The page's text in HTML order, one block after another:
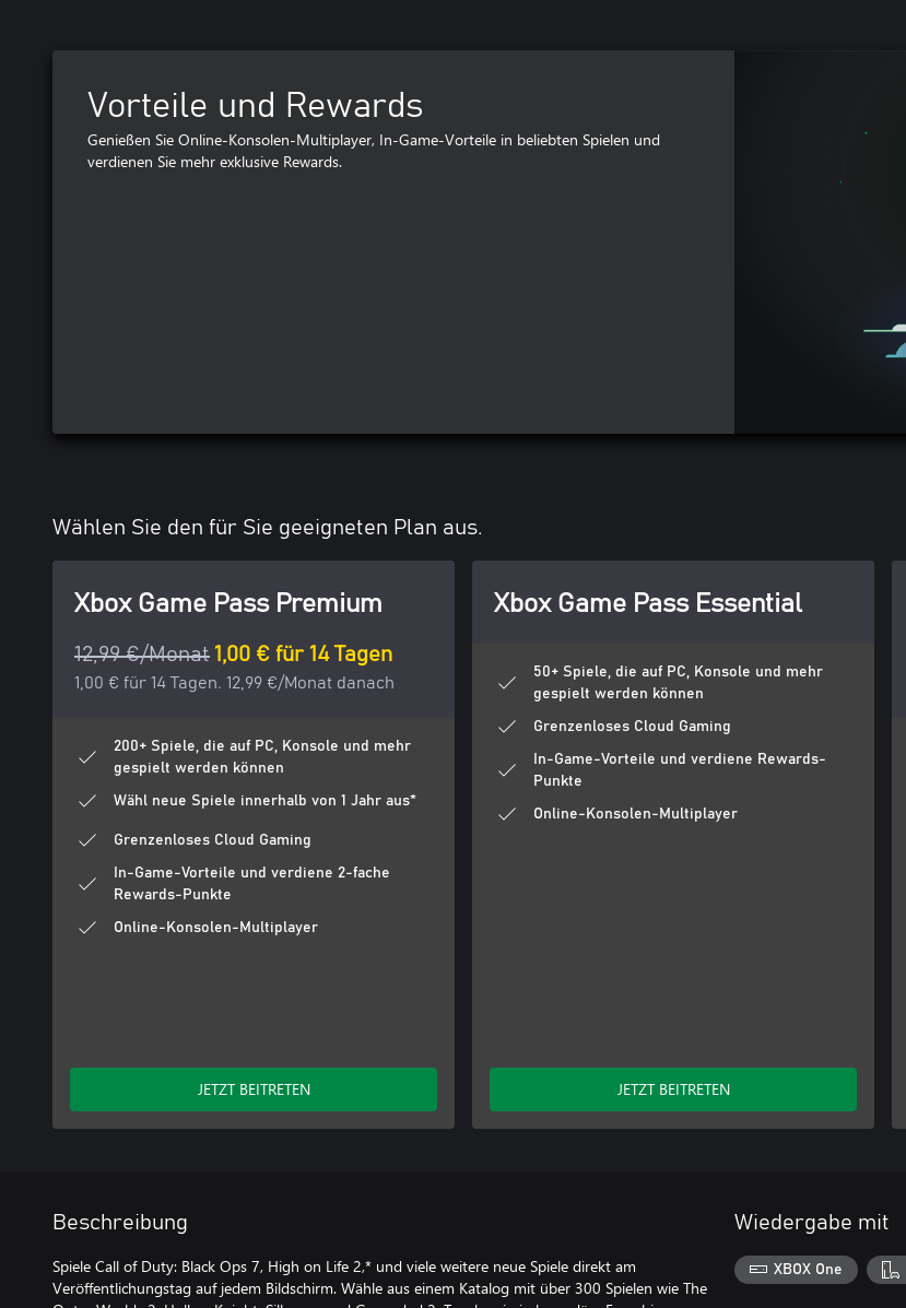
Vorteile und Rewards
Genießen Sie Online-Konsolen-Multiplayer, In-Game-Vorteile in beliebten Spielen und
verdienen Sie mehr exklusive Rewards.
Wählen Sie den für Sie geeigneten Plan aus.
Xbox Game Pass Premium
12,99 €/Monat 1,00 € für 14 Tagen
1,00 € für 14 Tagen. 12,99 €/Monat danach
200+ Spiele, die auf PC, Konsole und mehr
gespielt werden können
Wähl neue Spiele innerhalb von 1 Jahr aus*
Grenzenloses Cloud Gaming
In-Game-Vorteile und verdiene 2-fache
Rewards-Punkte
Online-Konsolen-Multiplayer
JETZT BEITRETEN
Xbox Game Pass Essential
50+ Spiele, die auf PC, Konsole und mehr
gespielt werden können
Grenzenloses Cloud Gaming
In-Game-Vorteile und verdiene Rewards-
Punkte
Online-Konsolen-Multiplayer
JETZT BEITRETEN
Beschreibung
Spiele Call of Duty: Black Ops 7, High on Life 2,* und viele weitere neue Spiele direkt am
Veröffentlichungstag auf jedem Bildschirm. Wähle aus einem Katalog mit über 300 Spielen wie The
Wiedergabe mit
XBOX One